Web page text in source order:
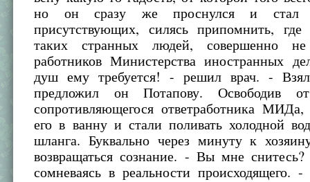
но он сразу же проснулся и стал
присутствующих, силясь припомнить,
таких странных людей, совершенно
работников Министерства иностранных
душ ему требуется! - решил врач. -
предложил он Потапову. Освободив
сопротивляющегося ответработника
его в ванну и стали поливать холодной
шланга. Буквально через минуту к
возвращаться сознание. - Вы мне
сомневаясь в реальности происходящего.